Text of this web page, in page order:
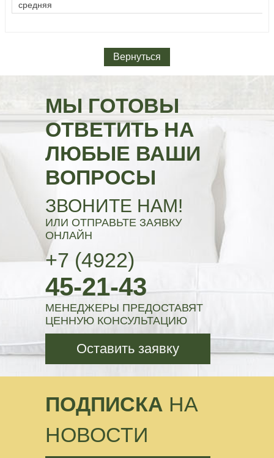
средняя
Вернуться
МЫ ГОТОВЫ
ОТВЕТИТЬ НА
ЛЮБЫЕ ВАШИ
ВОПРОСЫ
ЗВОНИТЕ НАМ!
ИЛИ ОТПРАВЬТЕ ЗАЯВКУ
ОНЛАЙН
+7 (4922)
45-21-43
МЕНЕДЖЕРЫ ПРЕДОСТАВЯТ
ЦЕННУЮ КОНСУЛЬТАЦИЮ
Оставить заявку
ПОДПИСКА НА
НОВОСТИ